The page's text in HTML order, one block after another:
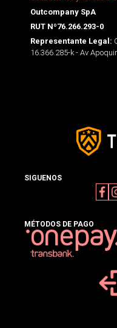
Outcompany SpA
RUT Nº76.266.293-0
Representante Legal:
16.366.285-k - Av
SIGUENOS
MÉTODOS DE PAGO